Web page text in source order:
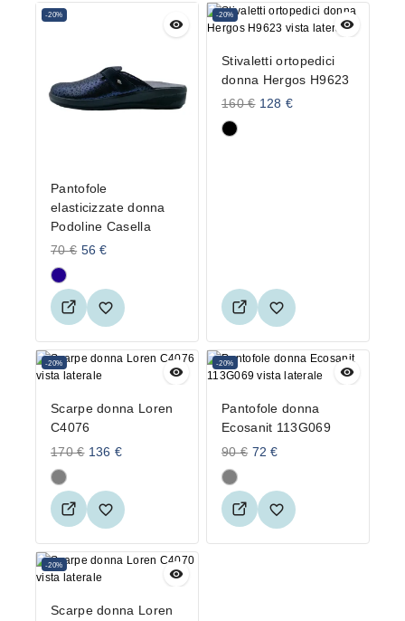
-20%
Pantofole
elasticizzate donna
Podoline Casella
70€ 56€
-20%
Stivaletti ortopedici
donna Hergos H9623
160€ 128€
-20%
Scarpe donna Loren
C4076
170€ 136€
-20%
Pantofole donna
Ecosanit 113G069
90€ 72€
-20%
Scarpe donna Loren